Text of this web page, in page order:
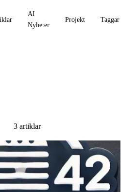
AI
Nyheter
Projekt Taggar
3 artiklar